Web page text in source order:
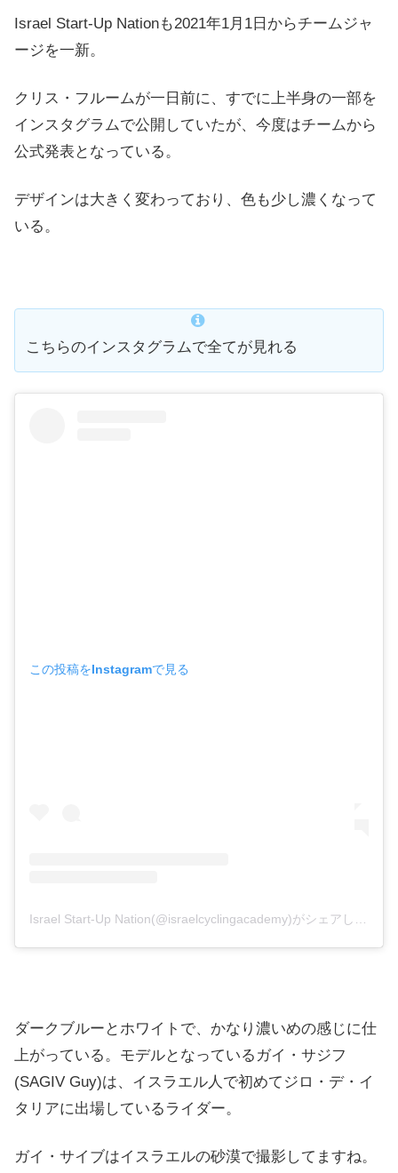
Israel Start-Up Nationも2021年1月1日からチームジャ
ージを一新。
クリス・フルームが一日前に、すでに上半身の一部を
インスタグラムで公開していたが、今度はチームから
公式発表となっている。
デザインは大きく変わっており、色も少し濃くなって
いる。
こちらのインスタグラムで全てが見れる
この投稿をInstagramで見る
ダークブルーとホワイトで、かなり濃いめの感じに仕
上がっている。モデルとなっているガイ・サジフ
(SAGIV Guy)は、イスラエル人で初めてジロ・デ・イ
タリアに出場しているライダー。
ガイ・サイブはイスラエルの砂漠で撮影してますね。